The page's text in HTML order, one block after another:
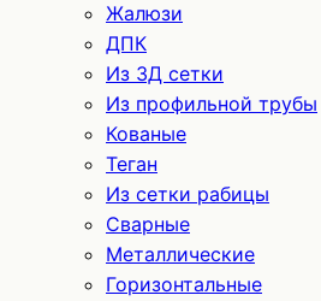
Жалюзи
ДПК
Из 3Д сетки
Из профильной трубы
Кованые
Теган
Из сетки рабицы
Сварные
Металлические
Горизонтальные